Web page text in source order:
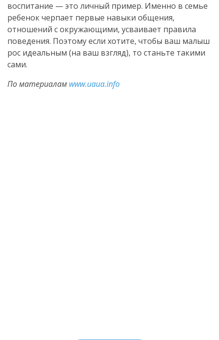
воспитание — это личный пример. Именно в семье
ребенок черпает первые навыки общения,
отношений с окружающими, усваивает правила
поведения. Поэтому если хотите, чтобы ваш малыш
рос идеальным (на ваш взгляд), то станьте такими
сами.
По материалам www.uaua.info